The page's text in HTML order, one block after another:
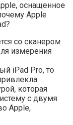
оснащенное
Apple
со сканером
измерения
iPad Pro, то
которая
с двумя
Apple,